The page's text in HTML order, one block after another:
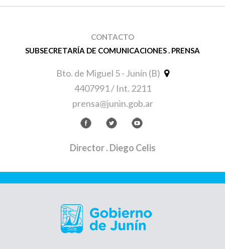
CONTACTO
SUBSECRETARÍA DE COMUNICACIONES . PRENSA
Bto. de Miguel 5 - Junín (B)
4407991 / Int. 2211
prensa@junin.gob.ar
Director. Diego Celis